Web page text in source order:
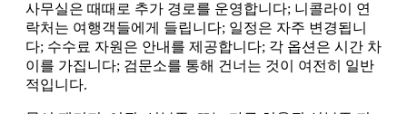
사무실은 때때로 추가 경로를 운영합니다; 니콜라이 연
락처는 여행객들에게 들립니다; 일정은 자주 변경됩니
다; 수수료 자원은 안내를 제공합니다; 각 옵션은 시간 차
이를 가집니다; 검문소를 통해 건너는 것이 여전히 일반
적입니다.